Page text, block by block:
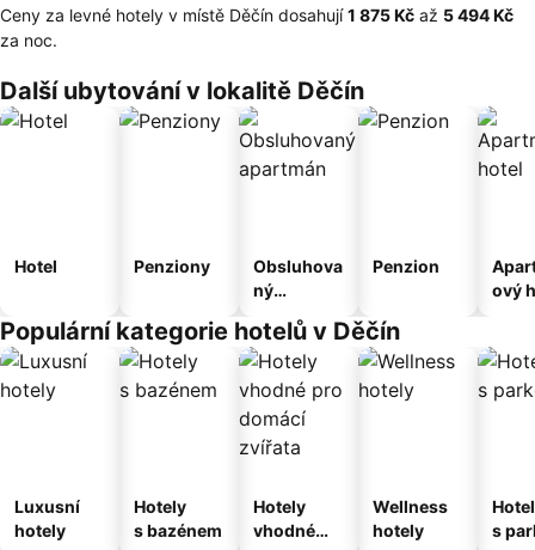
Ceny za levné hotely v místě Děčín dosahují‎1 875 Kč až ‎5 494 Kč
za noc.
Další ubytování v lokalitě Děčín
Hotel Penziony
Obsluhova
ný
Penzion
ový
Populární kategorie hotelů v Děčín
Luxusní
hotely
Hotely
s bazénem
Hotely
vhodné
Wellness
hotely
s